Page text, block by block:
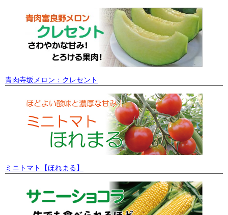
青肉寺坂メロン：クレセント
ミニトマト【ほれまる】